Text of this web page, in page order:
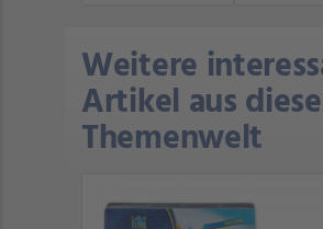
Weitere
Artikel aus
Themenwelt